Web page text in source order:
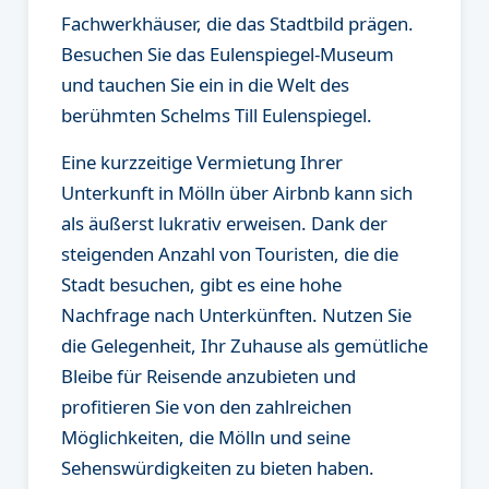
Fachwerkhäuser, die das Stadtbild prägen.
Besuchen Sie das Eulenspiegel-Museum
und tauchen Sie ein in die Welt des
berühmten Schelms Till Eulenspiegel.
Eine kurzzeitige Vermietung Ihrer
Unterkunft in Mölln über Airbnb kann sich
als äußerst lukrativ erweisen. Dank der
steigenden Anzahl von Touristen, die die
Stadt besuchen, gibt es eine hohe
Nachfrage nach Unterkünften. Nutzen Sie
die Gelegenheit, Ihr Zuhause als gemütliche
Bleibe für Reisende anzubieten und
profitieren Sie von den zahlreichen
Möglichkeiten, die Mölln und seine
Sehenswürdigkeiten zu bieten haben.